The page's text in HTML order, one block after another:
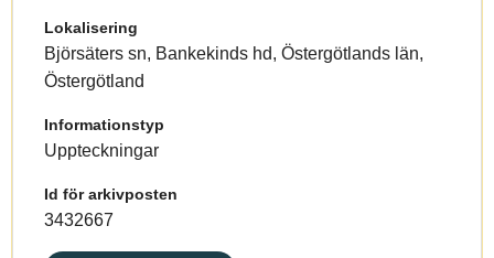
Lokalisering
Björsäters sn, Bankekinds hd, Östergötlands län,
Östergötland
Informationstyp
Uppteckningar
Id för arkivposten
3432667